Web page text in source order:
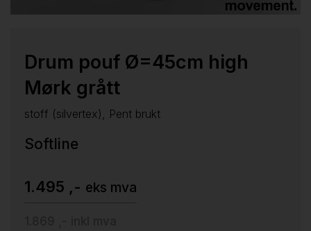
Drum pouf Ø=45cm high
Mørk grått
stoff (silvertex), Pent brukt
Softline
1.495 ,- eks mva